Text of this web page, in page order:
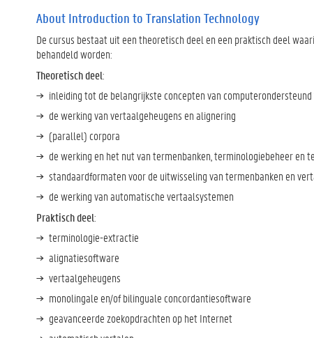
About Introduction to Translation Technology
De cursus bestaat uit een theoretisch deel en een praktisch deel
behandeld worden:
Theoretisch deel:
inleiding tot de belangrijkste concepten van
de werking van vertaalgeheugens en alignering
(parallel) corpora
de werking en het nut van termenbanken, terminologiebeheer en
standaardformaten voor de uitwisseling van termenbanken en
de werking van automatische vertaalsystemen
Praktisch deel:
terminologie-extractie
alignatiesoftware
vertaalgeheugens
monolingale en/of bilinguale concordantiesoftware
geavanceerde zoekopdrachten op het Internet